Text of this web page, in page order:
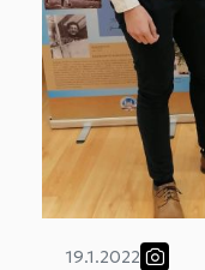
19.1.2022